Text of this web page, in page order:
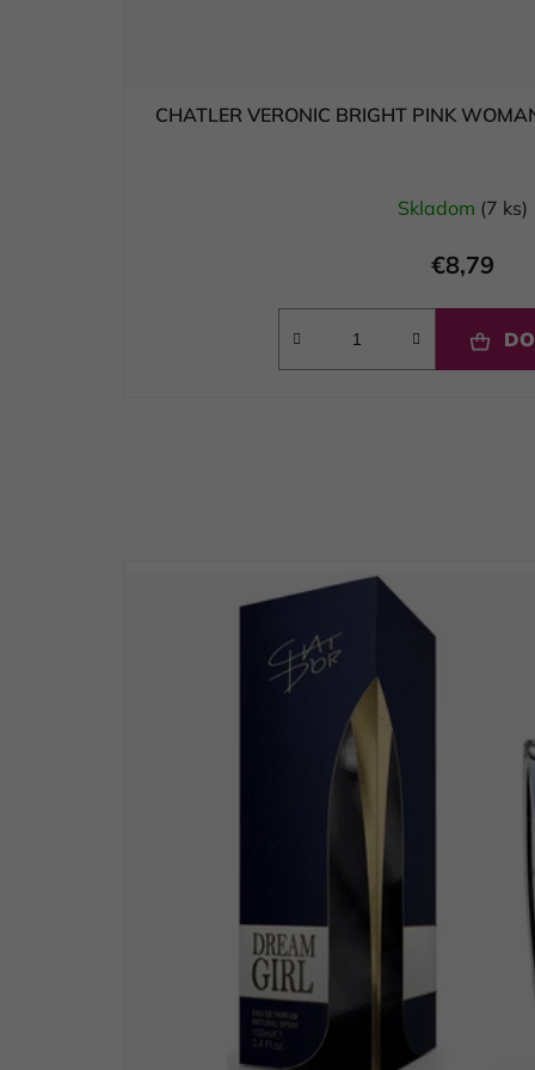
CHATLER VERONIC BRIGHT PINK
Skladom (7 ks)
€8,79